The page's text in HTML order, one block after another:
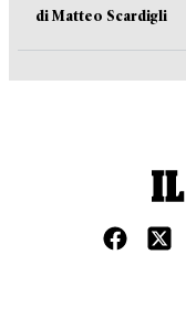
di Matteo Scardigli